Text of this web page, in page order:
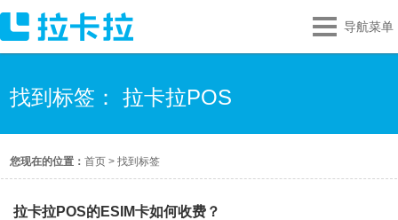
导航菜单
找到标签： 拉卡拉POS
您现在的位置：首页 >找到标签
拉卡拉POS的ESIM卡如何收费？